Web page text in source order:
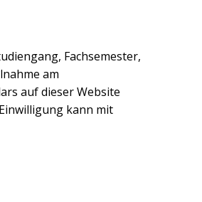
Fachsemester,
am
auf dieser Website
kann mit